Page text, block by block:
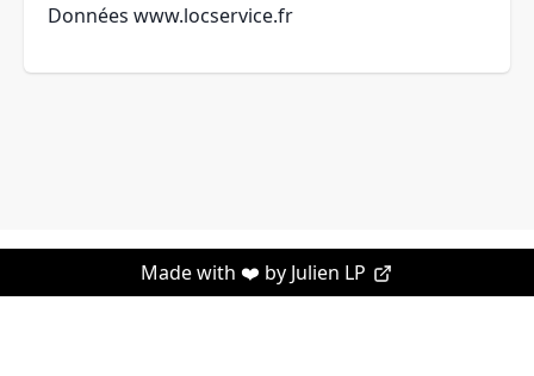
Données www.locservice.fr
Made with ❤️ by Julien LP